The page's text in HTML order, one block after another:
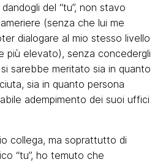
del “tu”, non stavo
(senza che lui me
dialogare al mio stesso livello
più elevato), senza concedergli
si sarebbe meritato sia in quanto
sia in quanto persona
adempimento dei suoi uffici
collega, ma soprattutto di
“tu”, ho temuto che